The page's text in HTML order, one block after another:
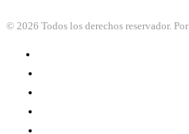
© 2026 Todos los derechos reservador. Por